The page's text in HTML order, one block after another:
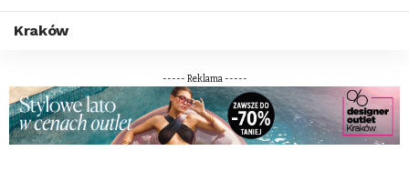
Kraków
----- Reklama -----